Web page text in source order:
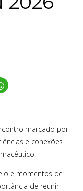
marcado por
e conexões
e momentos de
de reunir